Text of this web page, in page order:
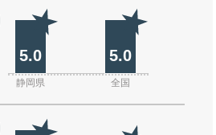
5.0 5.0
静岡県 全国